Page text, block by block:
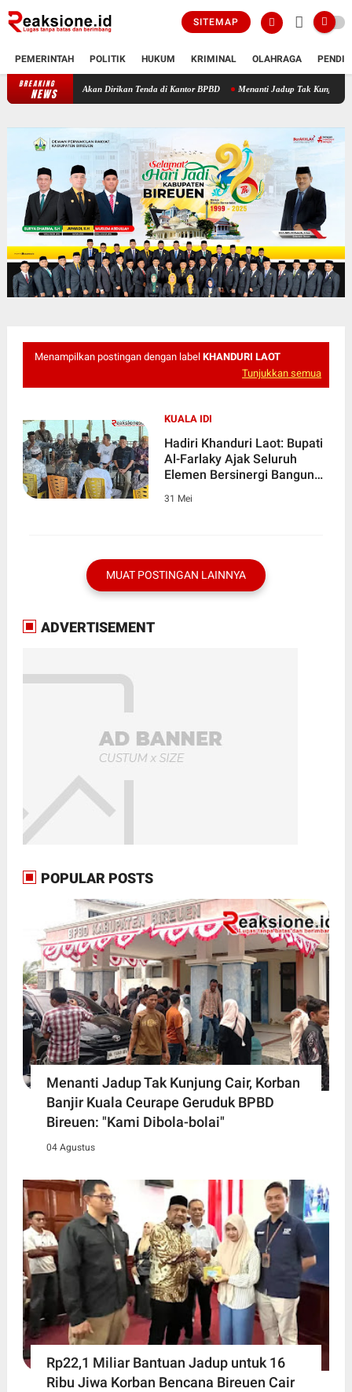
SITEMAP
PEMERINTAH POLITIK HUKUM KRIMINAL OLAHRAGA
BREAKING
NEWS
Kuala Ceurape Akan Dirikan Tenda di Kantor BPBD Menanti Jadup Tak Kunjung Cair,
Menampilkan postingan dengan label KHANDURI LAOT
Tunjukkan semua
KUALA IDI
Hadiri Khanduri Laot: Bupati
Al-Farlaky Ajak Seluruh
Elemen Bersinergi Bangun
31 Mei
MUAT POSTINGAN LAINNYA
ADVERTISEMENT
POPULAR POSTS
Menanti Jadup Tak Kunjung Cair, Korban
Banjir Kuala Ceurape Geruduk BPBD
Bireuen: "Kami Dibola-bolai"
04 Agustus
Rp22,1 Miliar Bantuan Jadup untuk 16
Ribu Jiwa Korban Bencana Bireuen Cair